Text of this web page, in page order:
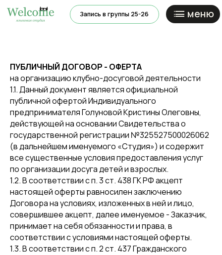
Запись в группы 25-26 меню
ПУБЛИЧНЫЙ ДОГОВОР - ОФЕРТА
на организацию клубно-досуговой деятельности
1.1. Данный документ является официальной
публичной офертой Индивидуального
предпринимателя Голуновой Кристины Олеговны,
действующей на основании Свидетельства о
государственной регистрации №325527500026062
(в дальнейшем именуемого «Студия») и содержит
все существенные условия предоставления услуг
по организации досуга детей и взрослых.
1.2. В соответствии с п. 3 ст. 438 ГК РФ акцепт
настоящей оферты равносилен заключению
Договора на условиях, изложенных в ней и лицо,
совершившее акцепт, далее именуемое - Заказчик,
принимает на себя обязанности и права, в
соответствии с условиями настоящей оферты.
1.3. В соответствии с п. 2 ст. 437 Гражданского